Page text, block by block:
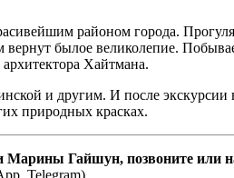
районом города.
былое великолепие.
Хайтмана.
и другим. И после экскурсии
природных красках.
Марины Гайшун, позвоните или
Telegram)